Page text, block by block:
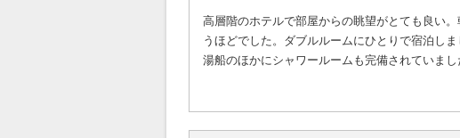
高層階のホテルで部屋からの眺望がとても良い
うほどでした。ダブルルームにひとりで宿泊し
湯船のほかにシャワールームも完備されていまし